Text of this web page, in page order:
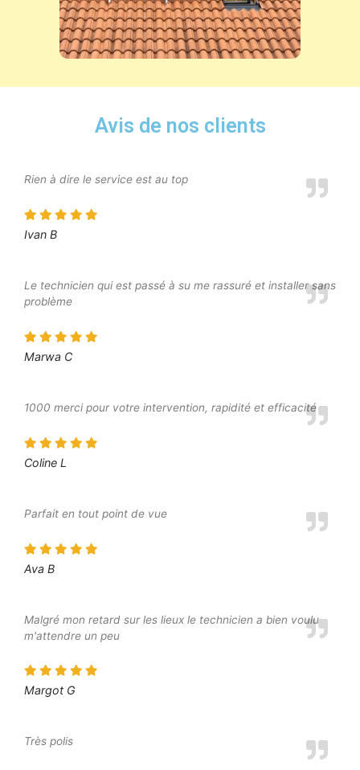
Avis de nos clients
Rien à dire le service est au top
Ivan B
Le technicien qui est passé à su me rassuré et installer sans
problème
Marwa C
1000 merci pour votre intervention, rapidité et efficacité
Coline L
Parfait en tout point de vue
Ava B
Malgré mon retard sur les lieux le technicien a bien voulu
m'attendre un peu
Margot G
Très polis